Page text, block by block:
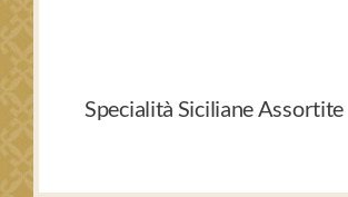
Specialità Siciliane